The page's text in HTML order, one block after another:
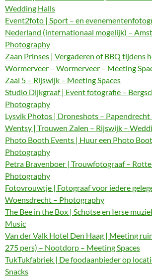
Wedding Halls
Event2foto | Sport – en
Nederland (internationaal mogelijk) –
Photography
Zaan Prinses | Vergaderen of BBQ tijdens
Wormerveer – Wormerveer – Meeting
Zaal 5 – Rijswijk – Meeting Spaces
Studio Dijkgraaf | Event fotografie –
Photography
Lysvik Photos | Droneshots –
Wentsy | Trouwen Zalen – Rijswijk –
Photo Booth Events | Huur een Photo
Photography
Petra Bravenboer | Trouwfotograaf –
Photography
Fotovrouwtje | Fotograaf voor iedere
Woensdrecht – Photography
The Bee in the Box | Schotse en Ierse
Music
Van der Valk Hotel Den Haag | Meeting
275 pers) – Nootdorp – Meeting Spaces
TukTukfabriek | De foodaanbieder op
Snacks